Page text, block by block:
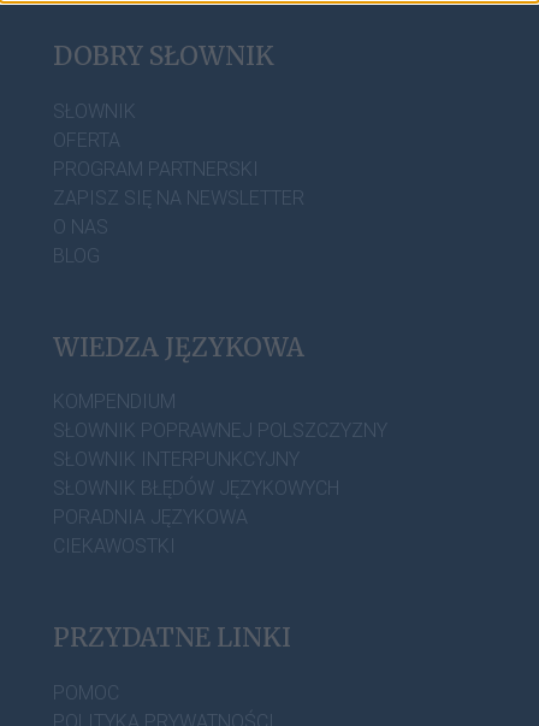
DOBRY SŁOWNIK
SŁOWNIK
OFERTA
PROGRAM PARTNERSKI
ZAPISZ SIĘ NA NEWSLETTER
O NAS
BLOG
WIEDZA JĘZYKOWA
KOMPENDIUM
SŁOWNIK POPRAWNEJ POLSZCZYZNY
SŁOWNIK INTERPUNKCYJNY
SŁOWNIK BŁĘDÓW JĘZYKOWYCH
PORADNIA JĘZYKOWA
CIEKAWOSTKI
PRZYDATNE LINKI
POMOC